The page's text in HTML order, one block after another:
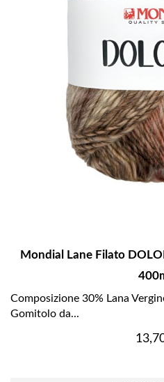
Mondial Lane Filato
Composizione 30% Lana
Gomitolo da...